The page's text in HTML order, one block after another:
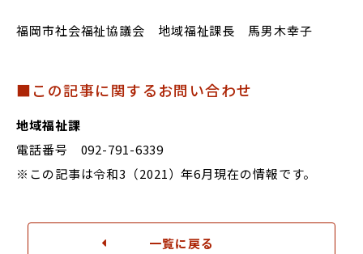
福岡市社会福祉協議会 地域福祉課長 馬男木幸子
■この記事に関するお問い合わせ
地域福祉課
電話番号 092-791-6339
※この記事は令和3（2021）年6月現在の情報です。
一覧に戻る